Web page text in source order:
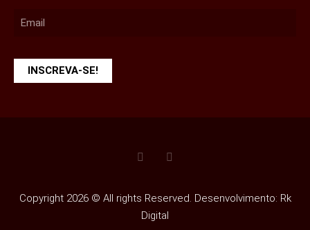
INSCREVA-SE!
Copyright 2026 © All rights Reserved. Desenvolvimento: Rk
Digital